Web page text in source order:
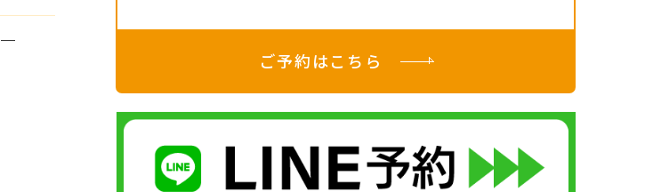
―
ご予約はこちら